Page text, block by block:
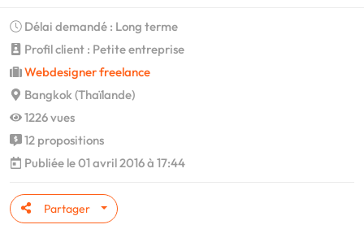
Délai demandé : Long terme
Profil client : Petite entreprise
Webdesigner freelance
Bangkok (Thaïlande)
1226 vues
12 propositions
Publiée le 01 avril 2016 à 17:44
Partager